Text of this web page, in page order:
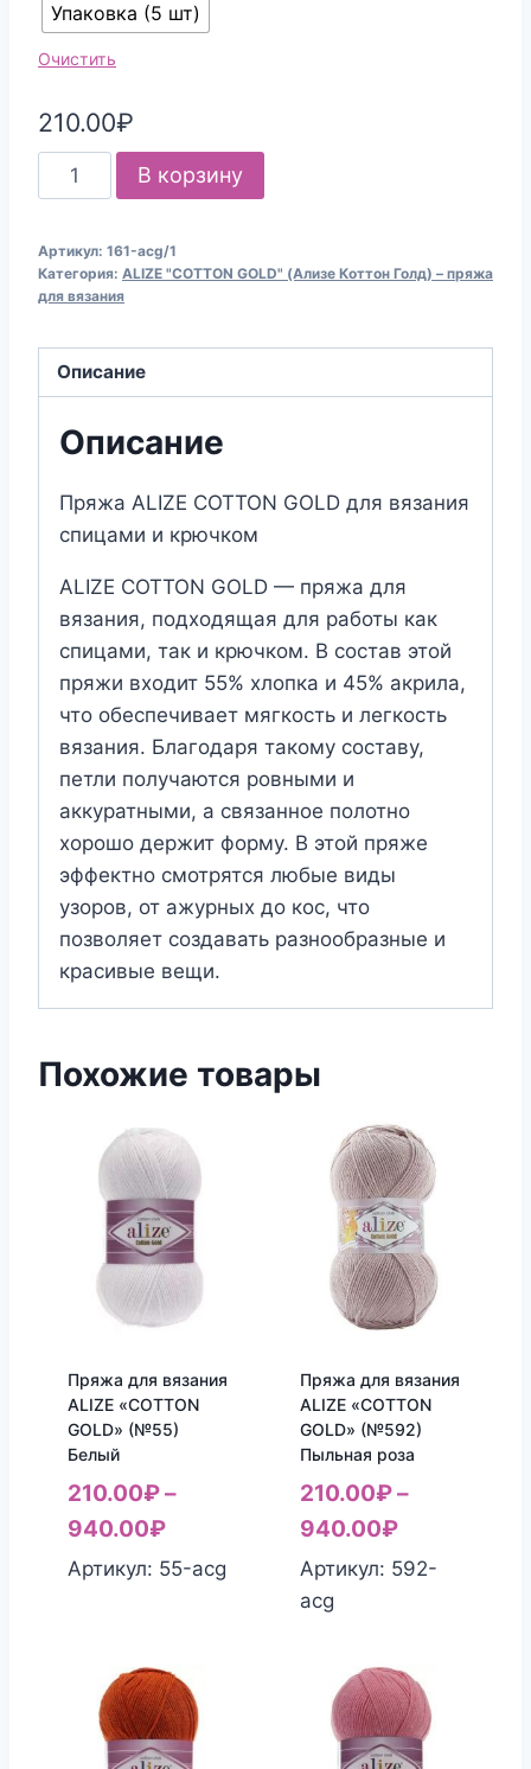
Упаковка (5 шт)
Очистить
210.00₽
Количество
товара
для
вязания
"COTTON
GOLD"
Пудра
В корзину
Артикул: 161-acg/1
Категория: ALIZE "COTTON GOLD" (Ализе Коттон Голд) – пряжа
для вязания
Описание
Описание
Пряжа ALIZE COTTON GOLD для вязания
спицами и крючком
ALIZE COTTON GOLD — пряжа для
вязания, подходящая для работы как
спицами, так и крючком. В состав этой
пряжи входит 55% хлопка и 45% акрила,
что обеспечивает мягкость и легкость
вязания. Благодаря такому составу,
петли получаются ровными и
аккуратными, а связанное полотно
хорошо держит форму. В этой пряже
эффектно смотрятся любые виды
узоров, от ажурных до кос, что
позволяет создавать разнообразные и
красивые вещи.
Похожие товары
Пряжа для вязания
ALIZE «COTTON
GOLD» (№55)
Белый
210.00₽–
940.00₽
Артикул: 55-acg
Пряжа для вязания
ALIZE «COTTON
GOLD» (№592)
Пыльная роза
210.00₽–
940.00₽
Артикул: 592-
acg